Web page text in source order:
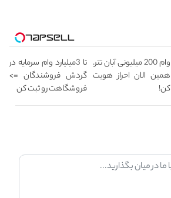
وام 200 میلیونی آبان تتر.
همین الان احراز هویت
کن!
تا 3میلیارد وام سرمایه در
گردش فروشندگان =>
فروشگاهت رو ثبت کن